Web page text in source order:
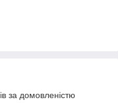
за домовленістю